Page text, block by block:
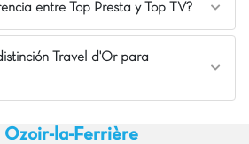
entre Top Presta y Top TV?
Travel d'Or para
Ozoir-la-Ferrière